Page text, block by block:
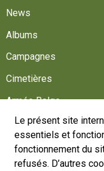
Le présent site
essentiels et
fonctionnement du
refusés. D’autres
News
Albums
Campagnes
Cimetières
Armée Belge
Aidez-nous
Suivez-nous